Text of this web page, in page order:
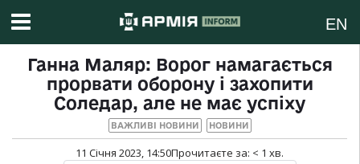
EN
Ганна Маляр: Ворог намагається
прорвати оборону і захопити
Соледар, але не має успіху
ВАЖЛИВІ НОВИНИ НОВИНИ
11 Січня 2023, 14:50Прочитаєте за: < 1 хв.